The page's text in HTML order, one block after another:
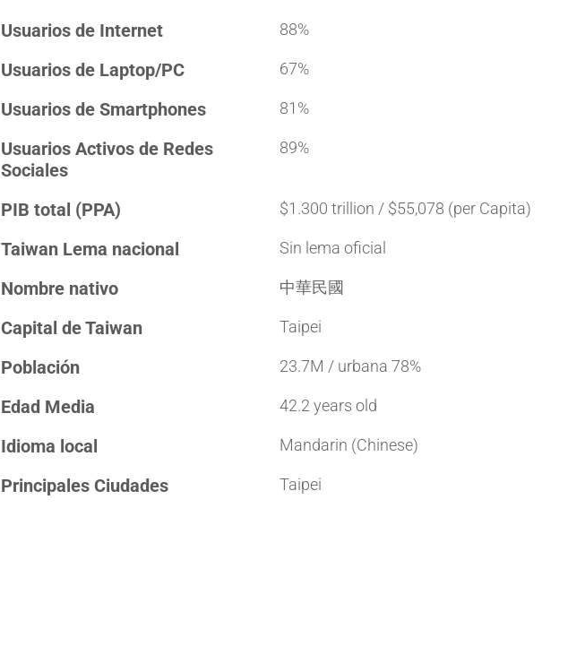
Usuarios de Internet 88%
Usuarios de Laptop/PC 67%
Usuarios de Smartphones 81%
Usuarios Activos de Redes
Sociales
89%
PIB total (PPA) $1.300 trillion / $55,078 (per Capita)
Taiwan Lema nacional Sin lema oficial
Nombre nativo 中華民國
Capital de Taiwan Taipei
Población 23.7M / urbana 78%
Edad Media 42.2 years old
Idioma local Mandarin (Chinese)
Principales Ciudades Taipei